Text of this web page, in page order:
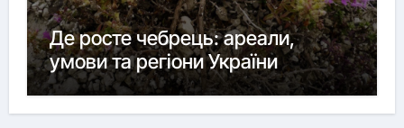
Де росте чебрець: ареали,
умови та регіони України